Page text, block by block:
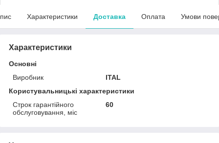
Характеристики Доставка Оплата Умови
Характеристики
Основні
Виробник
ITAL
Користувальницькі характеристики
Строк гарантійного
обслуговування, міс
60